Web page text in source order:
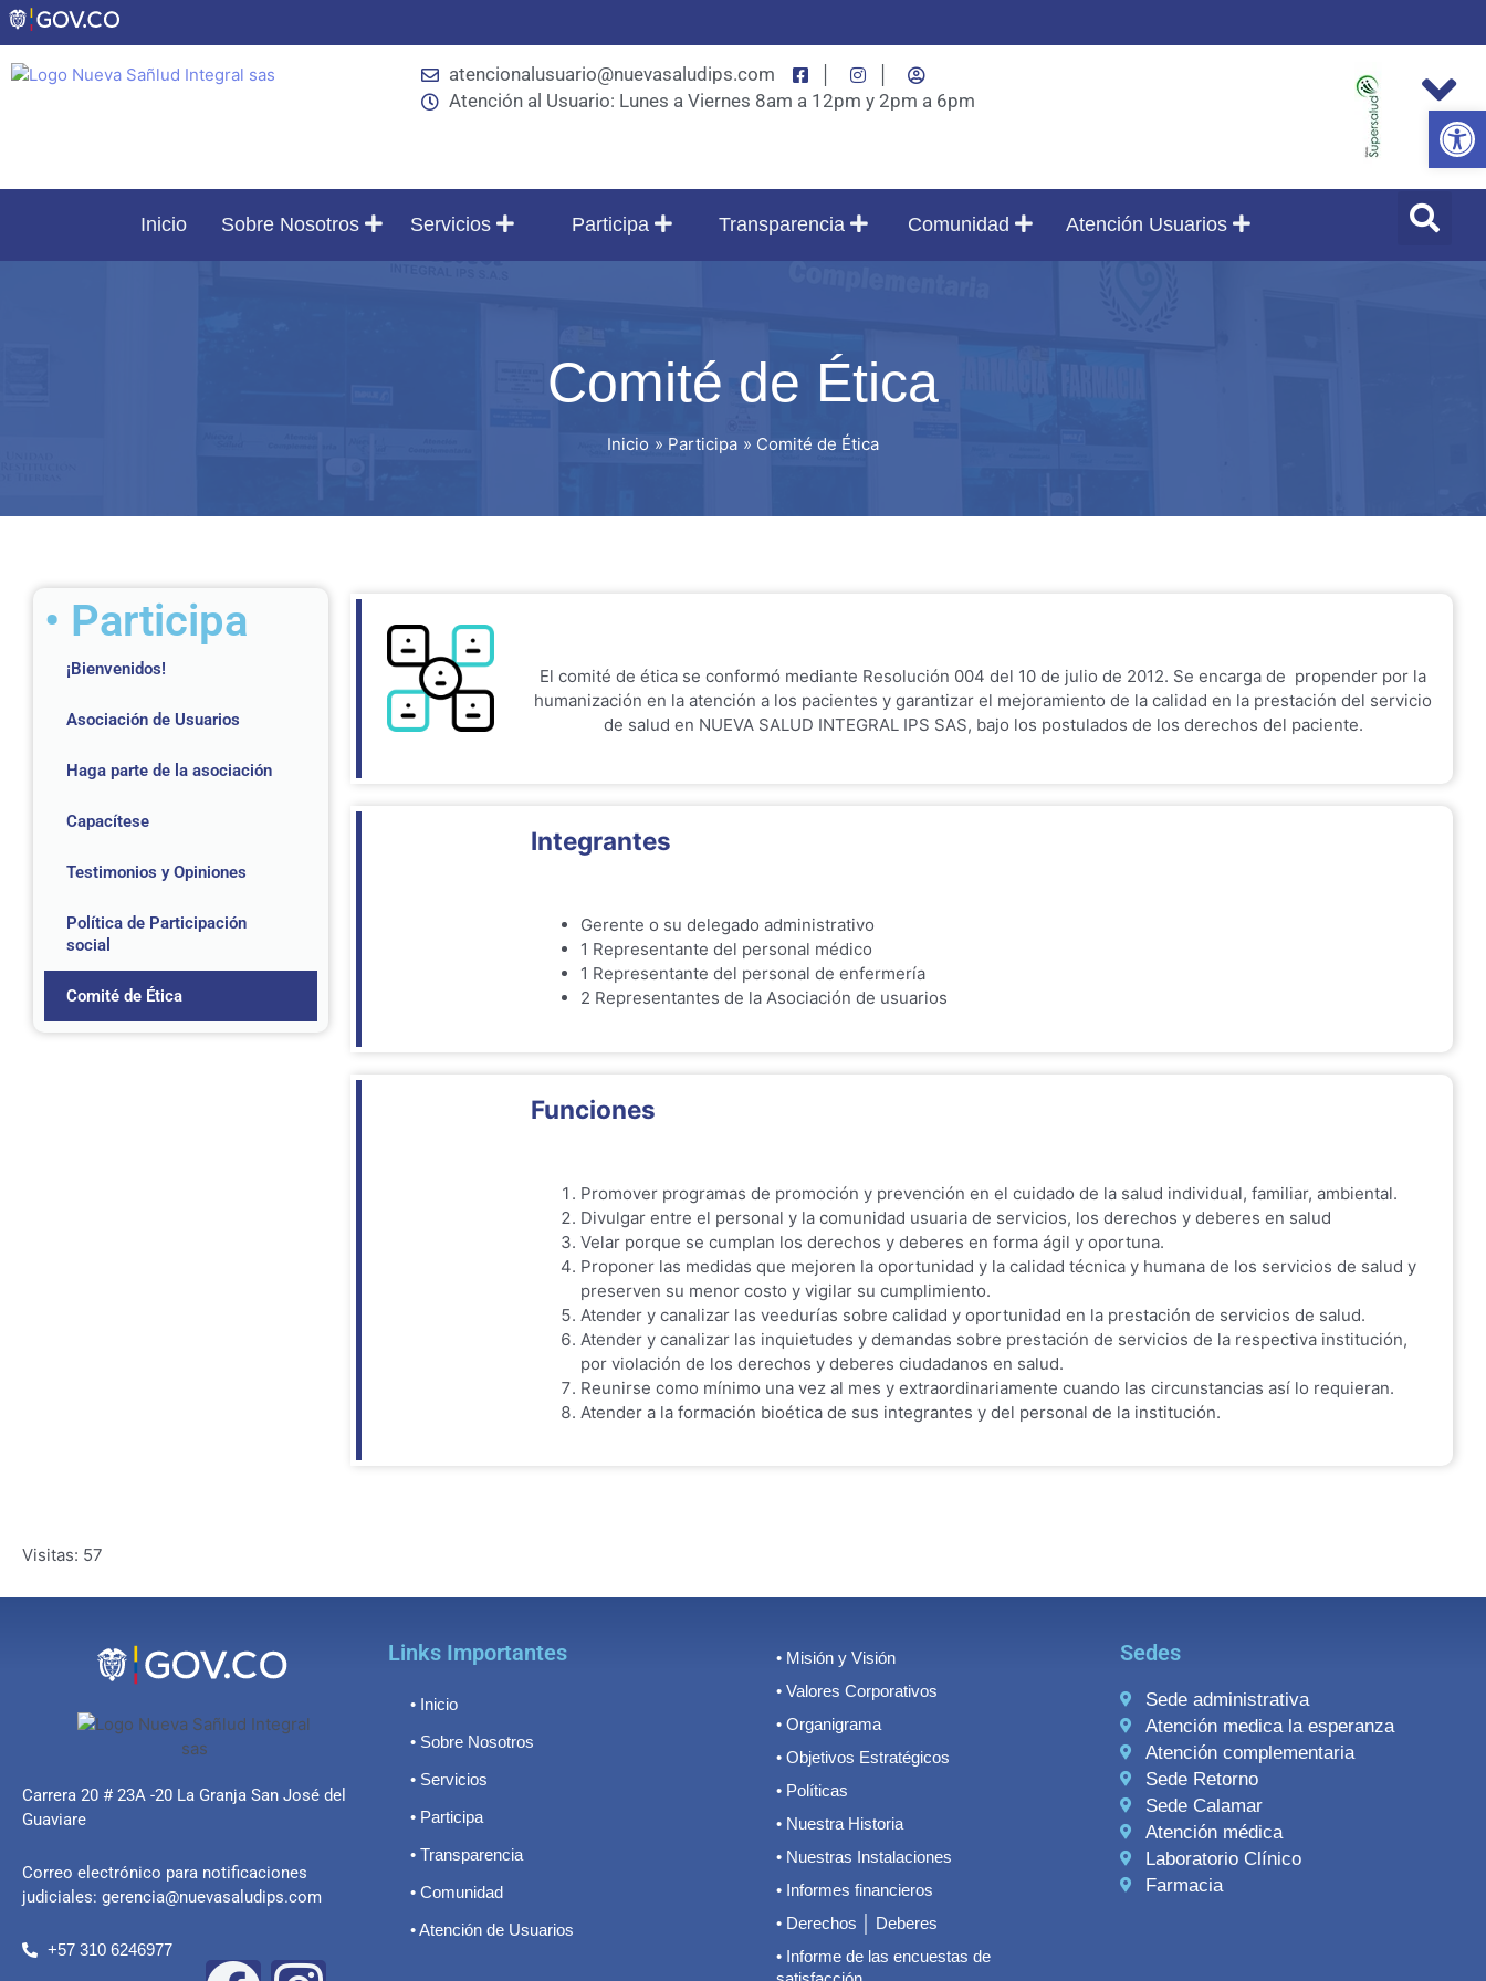
atencionalusuario@nuevasaludips.com
Atención al Usuario: Lunes a Viernes 8am a 12pm y 2pm a 6pm
Inicio Sobre Nosotros Servicios Participa Transparencia Comunidad Atención Usuarios
Comité de Ética
Inicio Participa Comité de Ética
• Participa
¡Bienvenidos!
Asociación de Usuarios
Haga parte de la asociación
Capacítese
Testimonios y Opiniones
Política de Participación
social
Comité de Ética
El comité de ética se conformó mediante Resolución 004 del 10 de julio de 2012. Se encarga de propender por la
humanización en la atención a los pacientes y garantizar el mejoramiento de la calidad en la prestación del servicio
de salud en NUEVA SALUD INTEGRAL IPS SAS, bajo los postulados de los derechos del paciente.
Integrantes
Gerente o su delegado administrativo
1 Representante del personal médico
1 Representante del personal de enfermería
2 Representantes de la Asociación de usuarios
Funciones
Promover programas de promoción y prevención en el cuidado de la salud individual, familiar, ambiental.
Divulgar entre el personal y la comunidad usuaria de servicios, los derechos y deberes en salud
Velar porque se cumplan los derechos y deberes en forma ágil y oportuna.
Proponer las medidas que mejoren la oportunidad y la calidad técnica y humana de los servicios de salud y
preserven su menor costo y vigilar su cumplimiento.
Atender y canalizar las veedurías sobre calidad y oportunidad en la prestación de servicios de salud.
Atender y canalizar las inquietudes y demandas sobre prestación de servicios de la respectiva institución,
por violación de los derechos y deberes ciudadanos en salud.
Reunirse como mínimo una vez al mes y extraordinariamente cuando las circunstancias así lo requieran.
Atender a la formación bioética de sus integrantes y del personal de la institución.
Visitas: 57
Carrera 20 # 23A -20 La Granja San José del
Guaviare
Correo electrónico para notificaciones
judiciales: gerencia@nuevasaludips.com
+57 310 6246977
Links Importantes
• Inicio
• Sobre Nosotros
• Servicios
• Participa
• Transparencia
• Comunidad
• Atención de Usuarios
• Misión y Visión
• Valores Corporativos
• Organigrama
• Objetivos Estratégicos
• Políticas
• Nuestra Historia
• Nuestras Instalaciones
• Informes financieros
• Derechos │ Deberes
• Informe de las encuestas de
Sedes
Sede administrativa
Atención medica la esperanza
Atención complementaria
Sede Retorno
Sede Calamar
Atención médica
Laboratorio Clínico
Farmacia
Abrir